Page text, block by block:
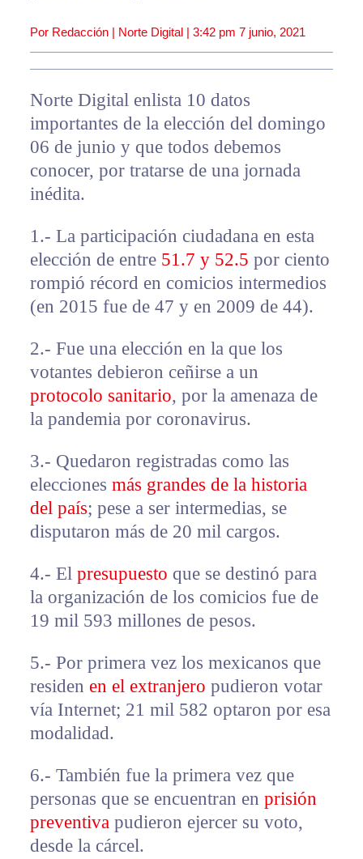
Por Redacción | Norte Digital | 3:42 pm 7 junio, 2021
Norte Digital enlista 10 datos
importantes de la elección del domingo
06 de junio y que todos debemos
conocer, por tratarse de una jornada
inédita.
1.- La participación ciudadana en esta
elección de entre 51.7 y 52.5 por ciento
rompió récord en comicios intermedios
(en 2015 fue de 47 y en 2009 de 44).
2.- Fue una elección en la que los
votantes debieron ceñirse a un
protocolo sanitario, por la amenaza de
la pandemia por coronavirus.
3.- Quedaron registradas como las
elecciones más grandes de la historia
del país; pese a ser intermedias, se
disputaron más de 20 mil cargos.
4.- El presupuesto que se destinó para
la organización de los comicios fue de
19 mil 593 millones de pesos.
5.- Por primera vez los mexicanos que
residen en el extranjero pudieron votar
vía Internet; 21 mil 582 optaron por esa
modalidad.
6.- También fue la primera vez que
personas que se encuentran en prisión
preventiva pudieron ejercer su voto,
desde la cárcel.